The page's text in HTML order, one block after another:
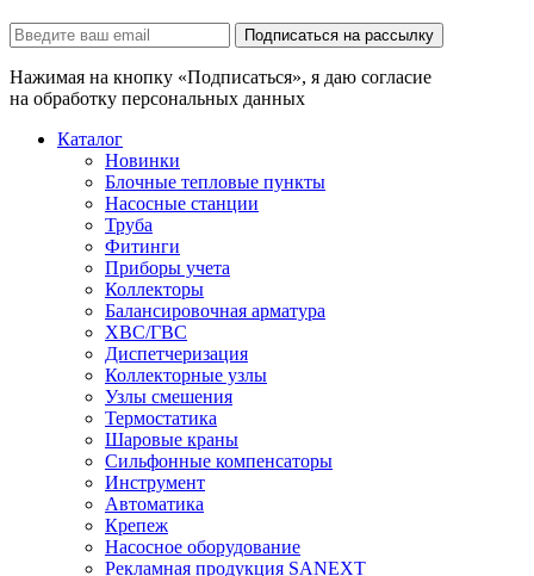
Подписаться на рассылку
Нажимая на кнопку «Подписаться», я даю согласие
на обработку персональных данных
Каталог
Новинки
Блочные тепловые пункты
Насосные станции
Труба
Фитинги
Приборы учета
Коллекторы
Балансировочная арматура
ХВС/ГВС
Диспетчеризация
Коллекторные узлы
Узлы смешения
Термостатика
Шаровые краны
Сильфонные компенсаторы
Инструмент
Автоматика
Крепеж
Насосное оборудование
Рекламная продукция SANEXT